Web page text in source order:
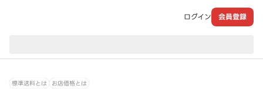
ログイン 会員登録
標準送料とは お店価格とは